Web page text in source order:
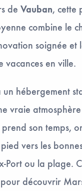
de Vauban, cette
combine le
soignée et
vacances en ville.
un hébergement
vraie
prend son temps,
vers les
Port ou la plage.
découvrir